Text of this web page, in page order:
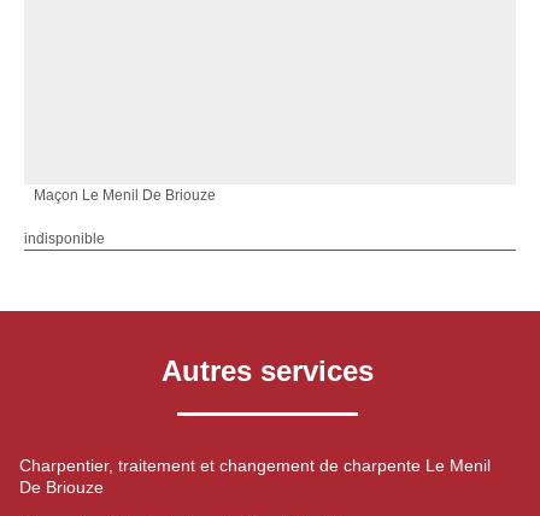
Maçon Le Menil De Briouze
indisponible
Autres services
Charpentier, traitement et changement de charpente Le Menil
De Briouze